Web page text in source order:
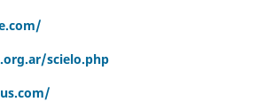
scielo.php